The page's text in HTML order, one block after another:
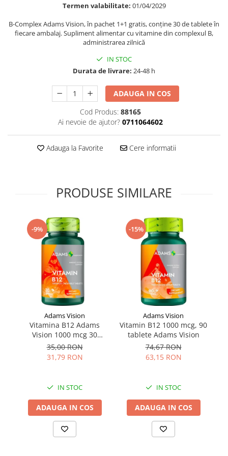
Supliment Vitamina D3
Supliment Vitamina E
Supliment Zinc
Tuse gat si respiratie
Vitamine si minerale
Termen valabilitate: 01/04/2029
B-Complex Adams Vision, în pachet 1+1 gratis, conține 30 de tablete în
fiecare ambalaj. Supliment alimentar cu vitamine din complexul B,
administrarea zilnică
IN STOC
Durata de livrare: 24-48 h
ADAUGA IN COS
Cod Produs: 88165
Ai nevoie de ajutor? 0711064602
Adauga la Favorite Cere informatii
PRODUSE SIMILARE
-9%
Adams Vision
Vitamina B12 Adams
Vision 1000 mcg 30
tablete
35,00 RON
31,79 RON
IN STOC
ADAUGA IN COS
-15%
Adams Vision
Vitamin B12 1000 mcg, 90
tablete Adams Vision
74,67 RON
63,15 RON
IN STOC
ADAUGA IN COS